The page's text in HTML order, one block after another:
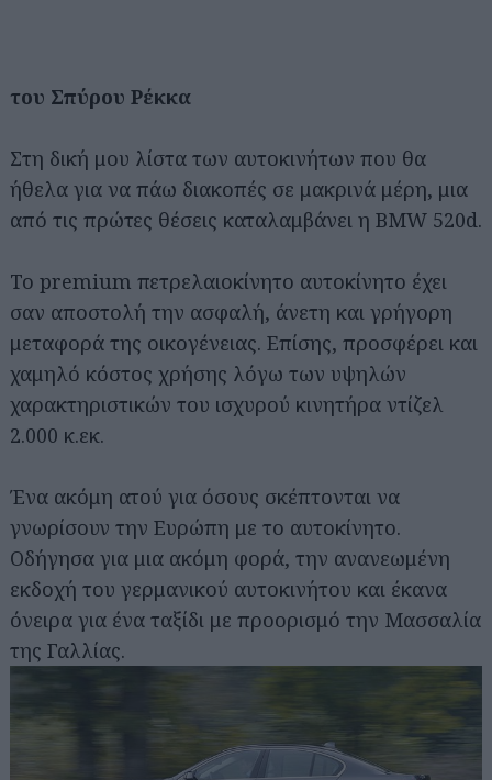
του Σπύρου Ρέκκα
Στη δική μου λίστα των αυτοκινήτων που θα
ήθελα για να πάω διακοπές σε μακρινά μέρη, μια
από τις πρώτες θέσεις καταλαμβάνει η BMW 520d.
Το premium πετρελαιοκίνητο αυτοκίνητο έχει
σαν αποστολή την ασφαλή, άνετη και γρήγορη
μεταφορά της οικογένειας. Επίσης, προσφέρει και
χαμηλό κόστος χρήσης λόγω των υψηλών
χαρακτηριστικών του ισχυρού κινητήρα ντίζελ
2.000 κ.εκ.
Ένα ακόμη ατού για όσους σκέπτονται να
γνωρίσουν την Ευρώπη με το αυτοκίνητο.
Οδήγησα για μια ακόμη φορά, την ανανεωμένη
εκδοχή του γερμανικού αυτοκινήτου και έκανα
όνειρα για ένα ταξίδι με προορισμό την Μασσαλία
της Γαλλίας.